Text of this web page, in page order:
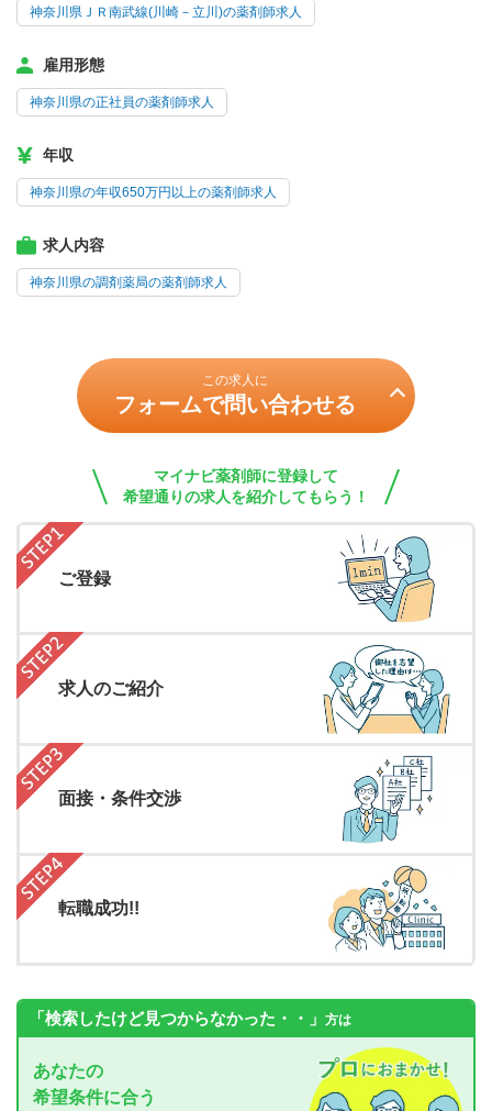
神奈川県ＪＲ南武線(川崎－立川)の薬剤師求人
雇用形態
神奈川県の正社員の薬剤師求人
年収
神奈川県の年収650万円以上の薬剤師求人
求人内容
神奈川県の調剤薬局の薬剤師求人
この求人に
フォームで問い合わせる
マイナビ薬剤師に登録して
希望通りの求人を紹介してもらう！
ご登録
求人のご紹介
面接・条件交渉
転職成功!!
「検索したけど見つからなかった・・」 方は
あなたの
希望条件に合う